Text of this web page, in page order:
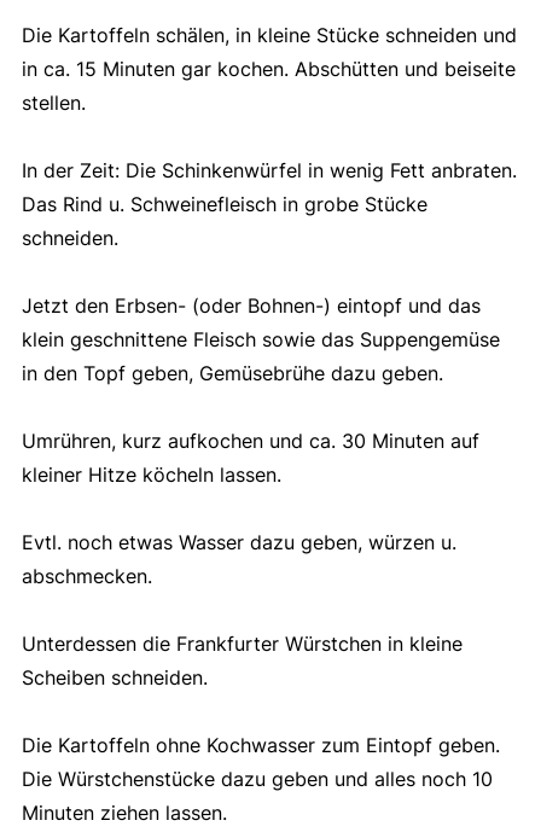
Die Kartoffeln schälen, in kleine Stücke schneiden und
in ca. 15 Minuten gar kochen. Abschütten und beiseite
stellen.
In der Zeit: Die Schinkenwürfel in wenig Fett anbraten.
Das Rind u. Schweinefleisch in grobe Stücke
schneiden.
Jetzt den Erbsen- (oder Bohnen-) eintopf und das
klein geschnittene Fleisch sowie das Suppengemüse
in den Topf geben, Gemüsebrühe dazu geben.
Umrühren, kurz aufkochen und ca. 30 Minuten auf
kleiner Hitze köcheln lassen.
Evtl. noch etwas Wasser dazu geben, würzen u.
abschmecken.
Unterdessen die Frankfurter Würstchen in kleine
Scheiben schneiden.
Die Kartoffeln ohne Kochwasser zum Eintopf geben.
Die Würstchenstücke dazu geben und alles noch 10
Minuten ziehen lassen.